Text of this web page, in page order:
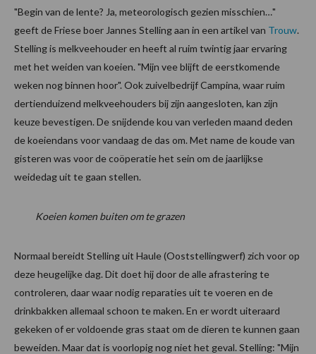
"Begin van de lente? Ja, meteorologisch gezien misschien…"
geeft de Friese boer Jannes Stelling aan in een artikel van Trouw.
Stelling is melkveehouder en heeft al ruim twintig jaar ervaring
met het weiden van koeien. "Mijn vee blijft de eerstkomende
weken nog binnen hoor". Ook zuivelbedrijf Campina, waar ruim
dertienduizend melkveehouders bij zijn aangesloten, kan zijn
keuze bevestigen. De snijdende kou van verleden maand deden
de koeiendans voor vandaag de das om. Met name de koude van
gisteren was voor de coöperatie het sein om de jaarlijkse
weidedag uit te gaan stellen.
Koeien komen buiten om te grazen
Normaal bereidt Stelling uit Haule (Ooststellingwerf) zich voor op
deze heugelijke dag. Dit doet hij door de alle afrastering te
controleren, daar waar nodig reparaties uit te voeren en de
drinkbakken allemaal schoon te maken. En er wordt uiteraard
gekeken of er voldoende gras staat om de dieren te kunnen gaan
beweiden. Maar dat is voorlopig nog niet het geval. Stelling: "Mijn